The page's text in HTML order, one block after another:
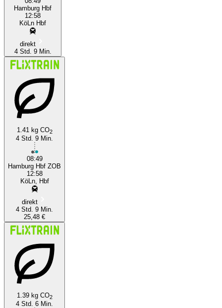
Hamburg Hbf
12:58
KöLn Hbf
direkt
4 Std. 9 Min.
1.41 kg CO2
4 Std. 9 Min.
08:49
Hamburg Hbf ZOB
12:58
KöLn, Hbf
direkt
4 Std. 9 Min.
25,48 €
1.39 kg CO2
4 Std. 6 Min.